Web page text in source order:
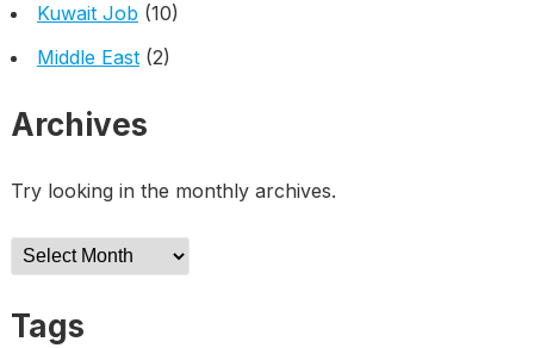
Kuwait Job (10)
Middle East(2)
Archives
Try looking in the monthly archives.
Archives
Tags